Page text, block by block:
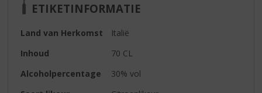
ETIKETINFORMATIE
Land van Herkomst
Italië
Inhoud
70 CL
Alcoholpercentage
30% vol